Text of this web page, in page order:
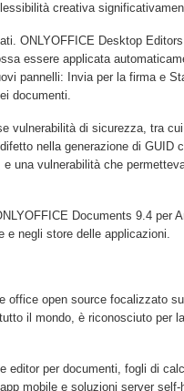
creativa
ONLYOFFICE Desktop
essere applicata
pannelli: Invia per la firma e
documenti.
vulnerabilità di sicurezza, tra
nella generazione di GUID
una vulnerabilità che
Documents 9.4 per
e negli store delle applicazioni.
office open source focalizzato
il mondo, è riconosciuto per
editor per documenti, fogli di
mobile e soluzioni server